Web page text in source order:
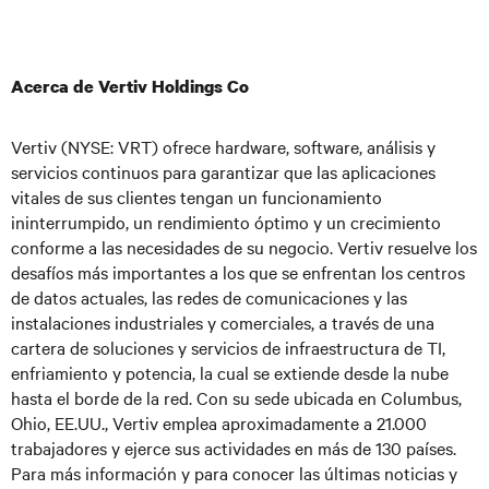
Acerca de Vertiv Holdings Co
Vertiv (NYSE: VRT) ofrece hardware, software, análisis y
servicios continuos para garantizar que las aplicaciones
vitales de sus clientes tengan un funcionamiento
ininterrumpido, un rendimiento óptimo y un crecimiento
conforme a las necesidades de su negocio. Vertiv resuelve los
desafíos más importantes a los que se enfrentan los centros
de datos actuales, las redes de comunicaciones y las
instalaciones industriales y comerciales, a través de una
cartera de soluciones y servicios de infraestructura de TI,
enfriamiento y potencia, la cual se extiende desde la nube
hasta el borde de la red. Con su sede ubicada en Columbus,
Ohio, EE.UU., Vertiv emplea aproximadamente a 21.000
trabajadores y ejerce sus actividades en más de 130 países.
Para más información y para conocer las últimas noticias y